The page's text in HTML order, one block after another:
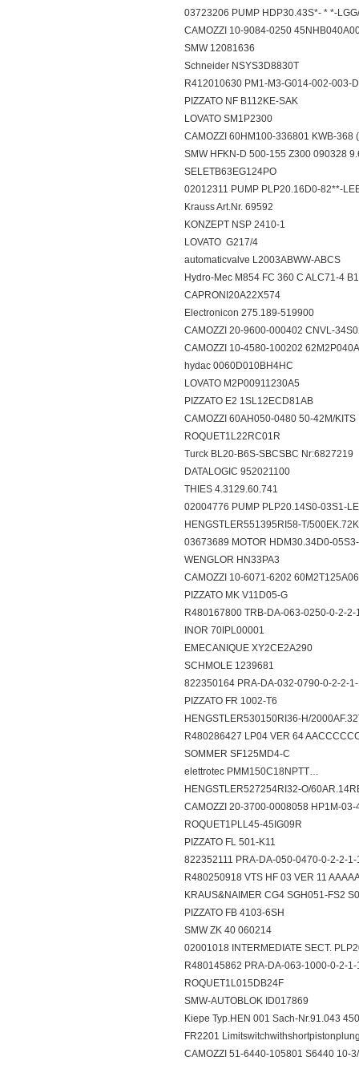
03723206 PUMP HDP30.43S*- * *-
CAMOZZI 10-9084-0250
SMW 12081636
Schneider NSYS3D8830T
R412010630 PM1-M3-G014-002-
PIZZATO NF B112KE-SAK
LOVATO SM1P2300
CAMOZZI 60HM100-336801 KWB-
SMW HFKN-D 500-155 Z300 090328
SELETB63EG124PO
02012311 PUMP PLP20.16D0-82**-
Krauss Art.Nr. 69592
KONZEPT NSP 2410-1
LOVATO G217/4
automaticvalve L2003ABWW-ABCS
Hydro-Mec M854 FC 360 C ALC71-4
CAPRONI20A22X574
Electronicon 275.189-519900
CAMOZZI 20-9600-000402 CNVL-
CAMOZZI 10-4580-100202
hydac 0060D010BH4HC
LOVATO M2P00911230A5
PIZZATO E2 1SL12ECD81AB
CAMOZZI 60AH050-0480 50-42M/
ROQUET1L22RC01R
Turck BL20-B6S-SBCSBC
DATALOGIC 952021100
THIES 4.3129.60.741
02004776 PUMP PLP20.14S0-03S1-
HENGSTLER551395RI58-T/
03673689 MOTOR HDM30.34D0-
WENGLOR HN33PA3
CAMOZZI 10-6071-6202
PIZZATO MK V11D05-G
R480167800 TRB-DA-063-0250-0-2-
INOR 70IPL00001
EMECANIQUE XY2CE2A290
SCHMOLE 1239681
822350164 PRA-DA-032-0790-0-2-2-
PIZZATO FR 1002-T6
HENGSTLER530150RI36-H/
R480286427 LP04 VER 64
SOMMER SF125MD4-C
elettrotec PMM150C18NPTT…
HENGSTLER527254RI32-O/
CAMOZZI 20-3700-0008058 HP1M-
ROQUET1PLL45-45IG09R
PIZZATO FL 501-K11
822352111 PRA-DA-050-0470-0-2-2-
R480250918 VTS HF 03 VER 11
KRAUS&NAIMER CG4 SGH051-FS2
PIZZATO FB 4103-6SH
SMW ZK 40 060214
02001018 INTERMEDIATE SECT.
R480145862 PRA-DA-063-1000-0-2-
ROQUET1L015DB24F
SMW-AUTOBLOK ID017869
Kiepe Typ.HEN 001 Sach-Nr.91.043
FR2201
CAMOZZI 51-6440-105801 S6440